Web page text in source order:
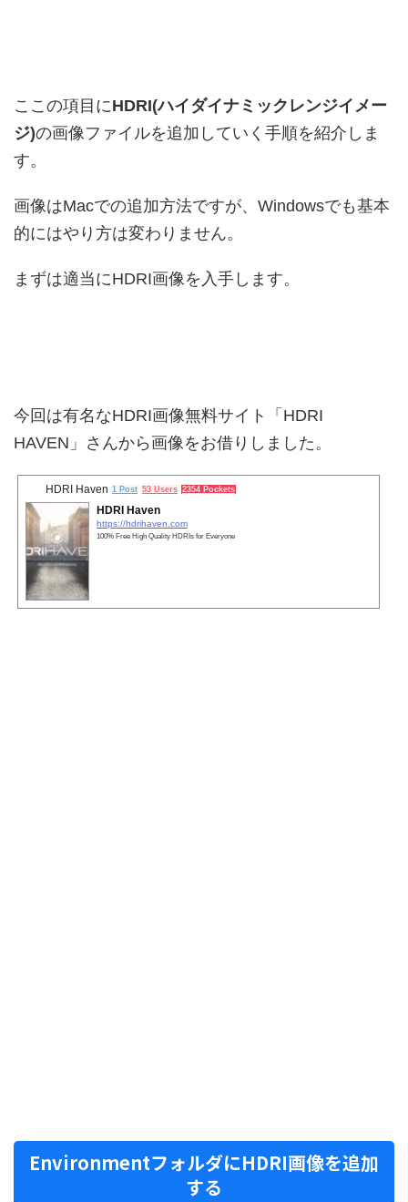
ここの項目にHDRI(ハイダイナミックレンジイメー
ジ)の画像ファイルを追加していく手順を紹介しま
す。
画像はMacでの追加方法ですが、Windowsでも基本
的にはやり方は変わりません。
まずは適当にHDRI画像を入手します。
今回は有名なHDRI画像無料サイト「HDRI
HAVEN」さんから画像をお借りしました。
HDRI Haven 1 Post 53 Users 2354 Pockets
HDRI Haven
https://hdrihaven.com
100% Free High Quality HDRIs for Everyone
EnvironmentフォルダにHDRI画像を追加
する